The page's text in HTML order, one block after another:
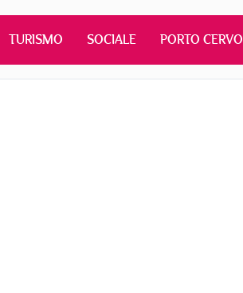
TURISMO SOCIALE PORTO CERVO